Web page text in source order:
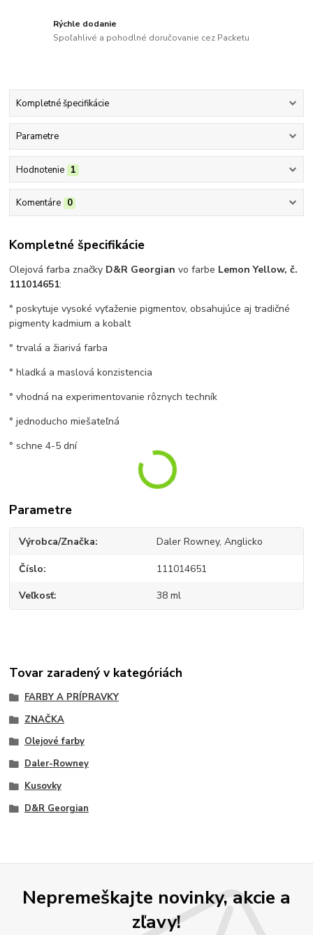
Rýchle dodanie
Spoľahlivé a pohodlné doručovanie cez Packetu
Kompletné špecifikácie
Parametre
Hodnotenie 1
Komentáre 0
Kompletné špecifikácie
Olejová farba značky D&R Georgian vo farbe Lemon Yellow, č.
111014651:
° poskytuje vysoké vyťaženie pigmentov, obsahujúce aj tradičné
pigmenty kadmium a kobalt
° trvalá a žiarivá farba
° hladká a maslová konzistencia
° vhodná na experimentovanie rôznych techník
° jednoducho miešateľná
° schne 4-5 dní
Parametre
Výrobca/Značka Daler Rowney, Anglicko
Číslo 111014651
Veľkosť 38 ml
Tovar zaradený v kategóriách
FARBY A PRÍPRAVKY
ZNAČKA
Olejové farby
Daler-Rowney
Kusovky
D&R Georgian
Nepremeškajte novinky, akcie a
zľavy!